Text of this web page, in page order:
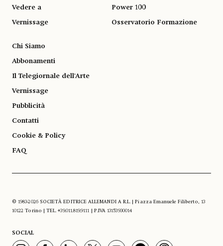
Vedere a
Vernissage
Power 100
Osservatorio Formazione
Chi Siamo
Abbonamenti
Il Telegiornale dell'Arte
Vernissage
Pubblicità
Contatti
Cookie & Policy
FAQ
© 1983-2026 SOCIETÀ EDITRICE ALLEMANDI A R.L. | Piazza Emanuele Filiberto, 13
10122 Torino | TEL. +39.011.819.9111 | P.IVA 13153930014
SOCIAL